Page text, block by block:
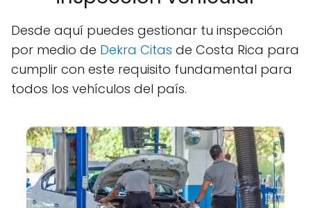
Desde aquí puedes gestionar tu inspección
por medio de Dekra Citas de Costa Rica para
cumplir con este requisito fundamental para
todos los vehículos del país.